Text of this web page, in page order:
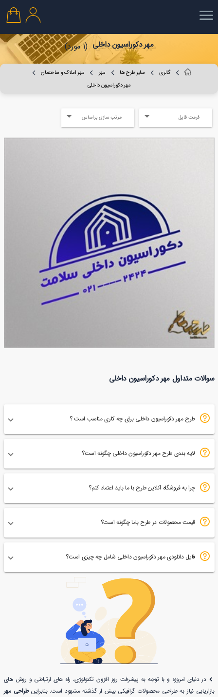
مهر دکوراسیون داخلی (1 مورد)
گالری سایر طرح ها مهر
مهر املاک و ساختمان
مهر دکوراسیون داخلی
فرمت فایل مرتب سازی براساس
سوالات متداول مهر دکوراسیون داخلی
طرح مهر دکوراسیون داخلی برای چه کاری مناسب است ؟
لایه بندی طرح مهر دکوراسیون داخلی چگونه است؟
چرا به فروشگاه آنلاین طرح با ما باید اعتماد کنم؟
قیمت محصولات در طرح باما چگونه است؟
فایل دانلودی مهر دکوراسیون داخلی شامل چه چیزی است؟
در دنیای امروزه و با توجه به پیشرفت روز افزون تکنولوژی، راه های ارتباطی و روش های
بازاریابی نیاز به طراحی محصولات گرافیکی بیش از گذشته مشهود است. بنابراینطراحی مهر